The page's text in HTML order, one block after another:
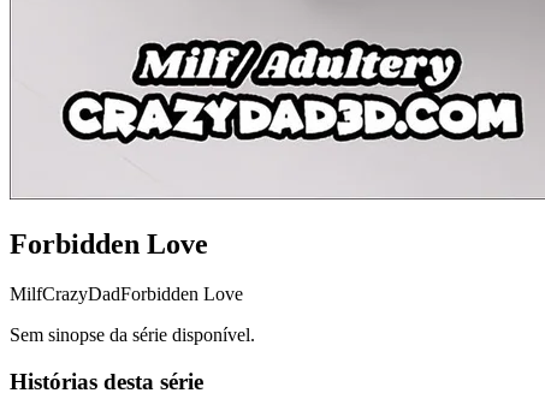
Forbidden Love
MilfCrazyDadForbidden Love
Sem sinopse da série disponível.
Histórias desta série